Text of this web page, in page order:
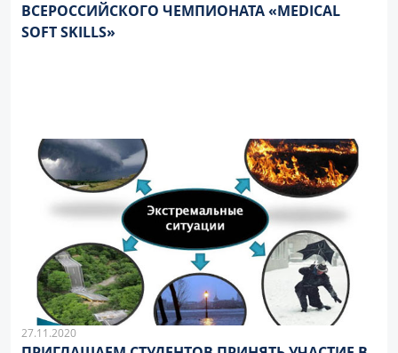
ВСЕРОССИЙСКОГО ЧЕМПИОНАТА «MEDICAL
SOFT SKILLS»
27.11.2020